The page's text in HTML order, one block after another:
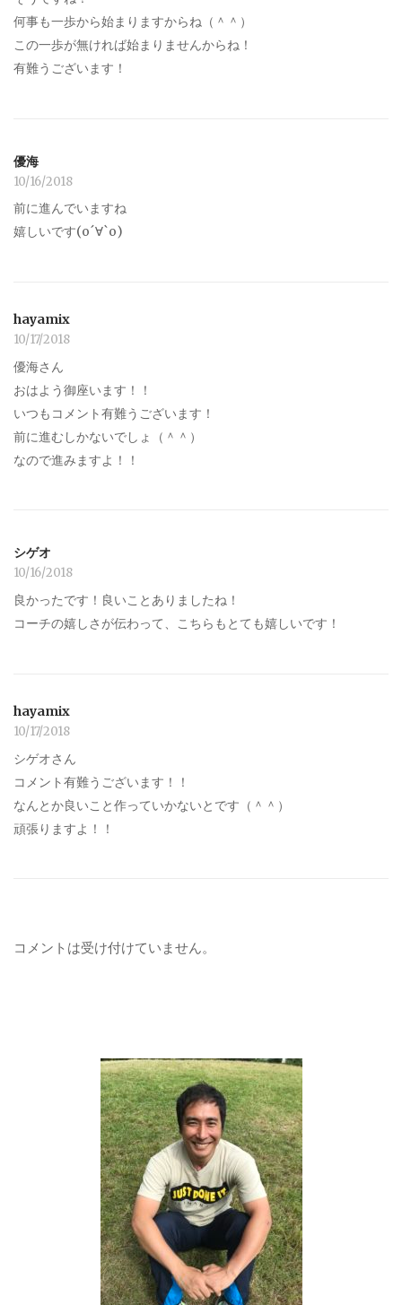
何事も一歩から始まりますからね（＾＾）
この一歩が無ければ始まりませんからね！
有難うございます！
優海
10/16/2018
前に進んでいますね
嬉しいです(о´∀`о)
hayamix
10/17/2018
優海さん
おはよう御座います！！
いつもコメント有難うございます！
前に進むしかないでしょ（＾＾）
なので進みますよ！！
シゲオ
10/16/2018
良かったです！良いことありましたね！
コーチの嬉しさが伝わって、こちらもとても嬉しいです！
hayamix
10/17/2018
シゲオさん
コメント有難うございます！！
なんとか良いこと作っていかないとです（＾＾）
頑張りますよ！！
コメントは受け付けていません。